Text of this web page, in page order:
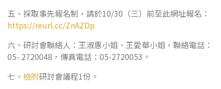
五、採取事先報名制，請於10/30（三）前至此網址報名：
https://reurl.cc/ZnAZDp
六、研討會聯絡人：王淑惠小姐、王愛華小姐，聯絡電話：
05- 2720048，傳真電話：05-2720053。
七、 檢附研討會議程1份。